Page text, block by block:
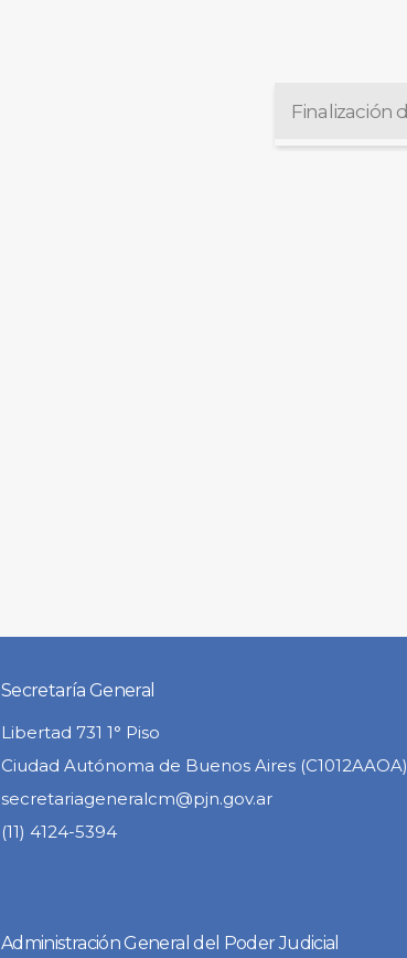
Secretaría General
Libertad 731 1° Piso
Ciudad Autónoma de Buenos Aires (C1012AAOA)
secretariageneralcm@pjn.gov.ar
(11) 4124-5394
Administración General del Poder Judicial